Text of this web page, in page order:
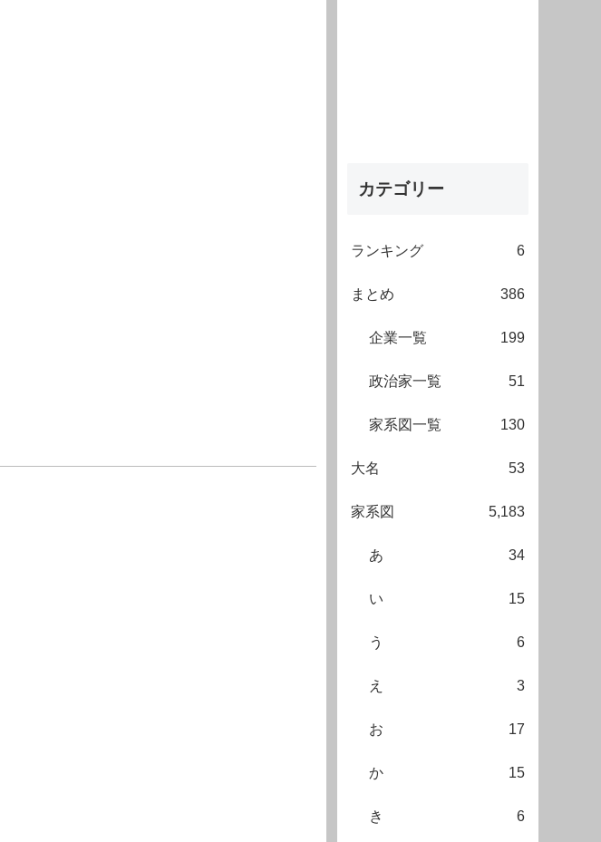
カテゴリー
ランキング 6
まとめ 386
企業一覧 199
政治家一覧 51
家系図一覧 130
大名 53
家系図 5,183
あ 34
い 15
う 6
え 3
お 17
か 15
き 6